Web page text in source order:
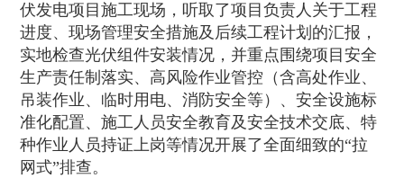
伏发电项目施工现场，听取了项目负责人关于工程
进度、现场管理安全措施及后续工程计划的汇报，
实地检查光伏组件安装情况，并重点围绕项目安全
生产责任制落实、高风险作业管控（含高处作业、
吊装作业、临时用电、消防安全等）、安全设施标
准化配置、施工人员安全教育及安全技术交底、特
种作业人员持证上岗等情况开展了全面细致的“拉
网式”排查。